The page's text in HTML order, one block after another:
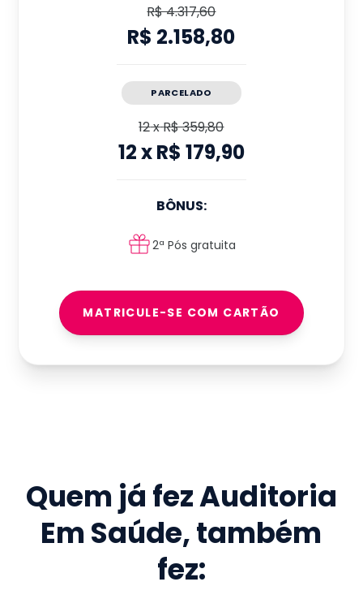
R$ 4.317,60
R$ 2.158,80
PARCELADO
12xR$ 359,80
12xR$ 179,90
BÔNUS:
2ª Pós gratuita
MATRICULE-SE COM CARTÃO
Quem já fezAuditoria
Em Saúde, também
fez: